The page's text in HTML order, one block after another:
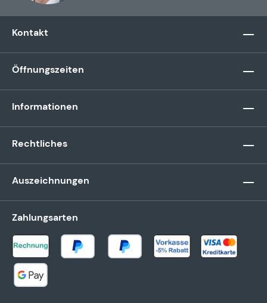
Kontakt
Öffnungszeiten
Informationen
Rechtliches
Auszeichnungen
Zahlungsarten